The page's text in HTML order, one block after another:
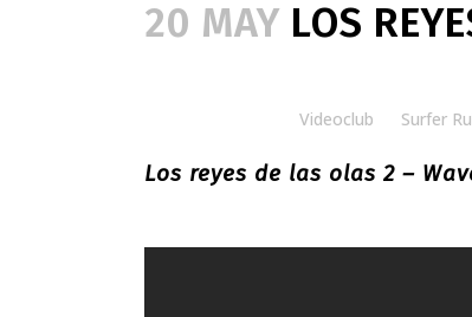
20 MAY LOS
Videoclub Surfer
Los reyes de las olas 2 –